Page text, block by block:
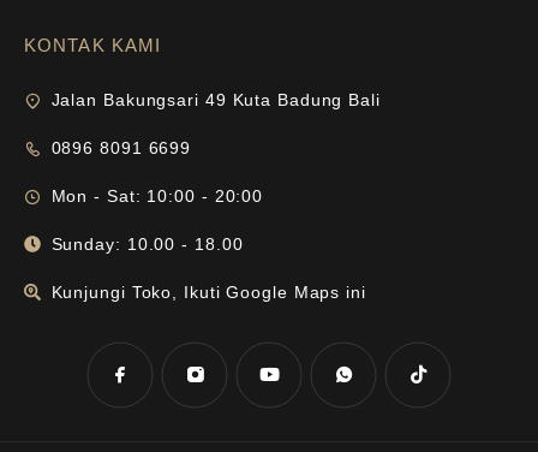
KONTAK KAMI
Jalan Bakungsari 49 Kuta Badung Bali
0896 8091 6699
Mon - Sat: 10:00 - 20:00
Sunday: 10.00 - 18.00
Kunjungi Toko, Ikuti Google Maps ini